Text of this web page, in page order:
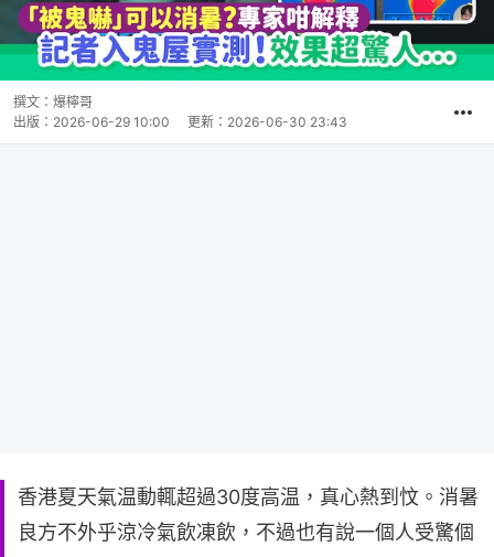
撰文： 爆檸哥
出版： 2026-06-29 10:00 更新： 2026-06-30 23:43
香港夏天氣温動輒超過30度高温，真心熱到忟。消暑
良方不外乎涼冷氣飲凍飲，不過也有說一個人受驚個